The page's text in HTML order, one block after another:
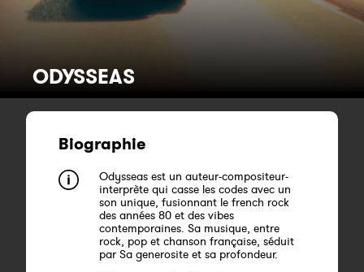
ODYSSEAS
Biographie
Odysseas est un auteur-compositeur-
interprète qui casse les codes avec un
son unique, fusionnant le french rock
des années 80 et des vibes
contemporaines. Sa musique, entre
rock, pop et chanson française, séduit
par Sa generosite et sa profondeur.